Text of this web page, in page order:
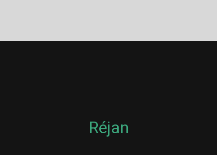
Réjan